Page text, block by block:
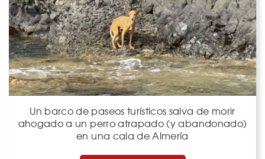
Un barco de paseos turísticos salva de morir
ahogado a un perro atrapado (y abandonado)
en una cala de Almería